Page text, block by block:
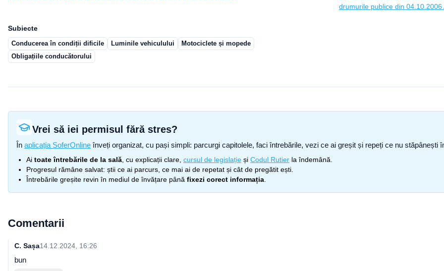
drumurile publice din 04.10.2006
Subiecte
Conducerea în condiții dificile Luminile vehiculului
Motociclete și mopede
Obligațiile conducătorului
Vrei să iei permisul fără stres?
În aplicația SoferOnline înveți organizat, cu pași simpli: parcurgi capitolele, faci întrebările, vezi ce ai greșit și repeți ce nu
Ai toate întrebările de la sală , cu explicații clare, cursul de legislație și Codul Rutier la îndemână.
Progresul rămâne salvat: știi ce ai parcurs, ce mai ai de repetat și cât de pregătit ești.
Întrebările greșite revin în mediul de învățare până fixezi corect informația
Comentarii
C. Sașa14.12.2024, 16:26
bun